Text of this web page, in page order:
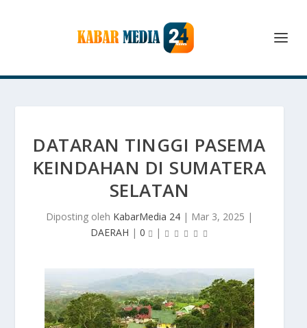
DATARAN TINGGI PASEMA
KEINDAHAN DI SUMATERA
SELATAN
Diposting oleh KabarMedia 24 | Mar 3, 2025 |
DAERAH | 0 |